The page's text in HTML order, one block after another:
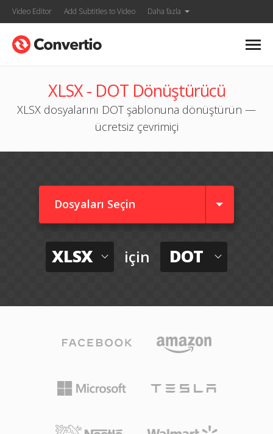
Video Editor Add Subtitles to Video Daha fazla
XLSX - DOT Dönüştürücü
XLSX dosyalarını DOT şablonuna dönüştürün —
ücretsiz çevrimiçi
Dosyaları Seçin
XLSX için DOT